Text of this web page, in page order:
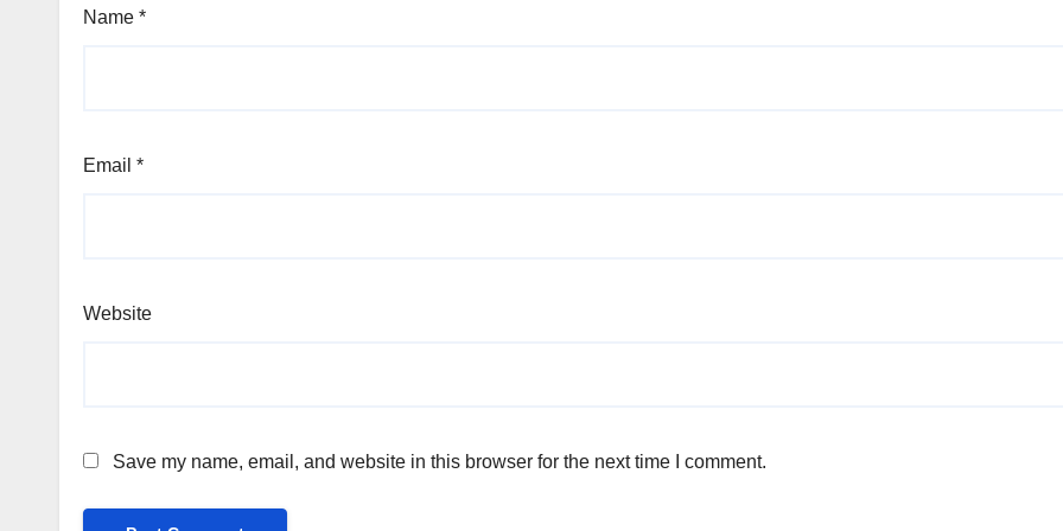
Name *
Email *
Website
Save my name, email, and website in this browser for the next time I comment.